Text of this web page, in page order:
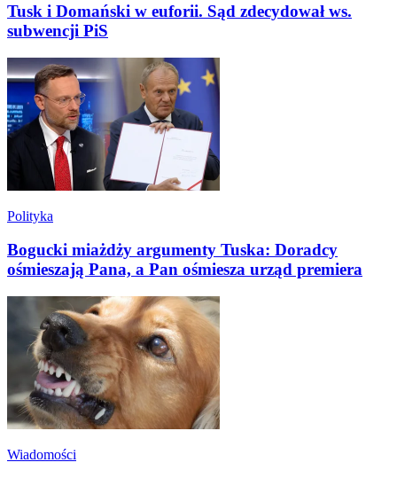
Tusk i Domański w euforii. Sąd zdecydował ws.
subwencji PiS
Polityka
Bogucki miażdży argumenty Tuska: Doradcy
ośmieszają Pana, a Pan ośmiesza urząd premiera
Wiadomości